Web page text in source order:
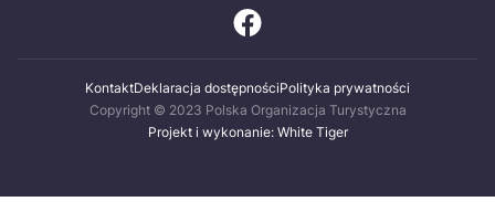
KontaktDeklaracja dostępnościPolityka prywatności
Copyright © 2023 Polska Organizacja Turystyczna
Projekt i wykonanie: White Tiger